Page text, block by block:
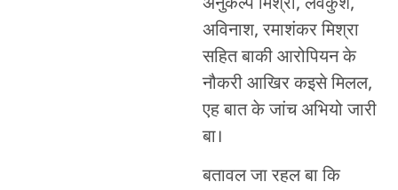
अविनाश, रमाशंकर मिश्रा
सहित बाकी आरोपियन के
नौकरी आखिर कइसे मिलल,
एह बात के जांच अभियो जारी
बा।
बतावल जा रहल बा कि